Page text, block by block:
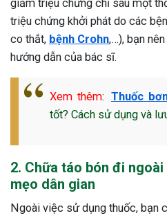
giảm triệu chứng chỉ sau một
triệu chứng khởi phát do các
co thắt, bệnh Crohn,…), bạn
hướng dẫn của bác sĩ.
Xem thêm: Thuốc
tốt? Cách sử dụng và
2. Chữa táo bón đi
mẹo dân gian
Ngoài việc sử dụng thuốc, bạn